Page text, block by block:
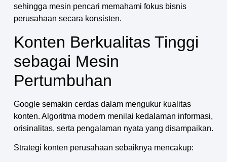
sehingga mesin pencari memahami fokus bisnis
perusahaan secara konsisten.
Konten Berkualitas Tinggi
sebagai Mesin
Pertumbuhan
Google semakin cerdas dalam mengukur kualitas
konten. Algoritma modern menilai kedalaman informasi,
orisinalitas, serta pengalaman nyata yang disampaikan.
Strategi konten perusahaan sebaiknya mencakup: